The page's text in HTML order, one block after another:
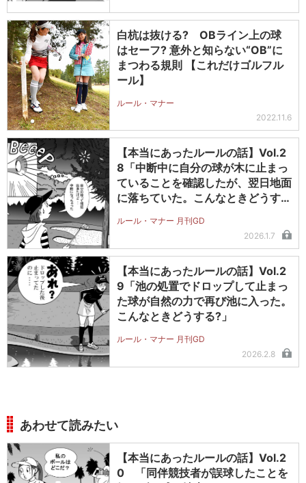
白杭は抜ける? OBライン上の球
はセーフ? 意外と知らない“OB”に
まつわる規則 【これだけゴルフル
ール】
ルール・マナー
2022.11.6
【本当にあったルールの話】Vol.2
8「中断中に自分の球が木に止まっ
ていることを確認したが、翌日地面
に落ちていた。こんなときどうす
ルール・マナー 月刊GD
2026.1.7
【本当にあったルールの話】Vol.2
9「池の処置でドロップして止まっ
た球が自然の力で再び池に入った。
こんなときどうする?」
ルール・マナー 月刊GD
2026.2.8
あわせて読みたい
【本当にあったルールの話】Vol.2
0 「同伴競技者が誤球したことを